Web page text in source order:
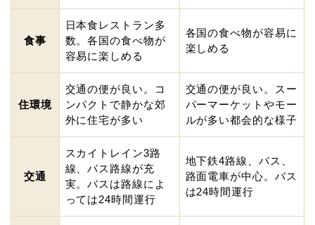
食事
日本食レストラン多
数。各国の食べ物が
容易に楽しめる
各国の食べ物が容易に
楽しめる
住環境
交通の便が良い。コ
ンパクトで静かな郊
外に住宅が多い
交通の便が良い。スー
パーマーケットやモー
ルが多い都会的な様子
交通
スカイトレイン3路
線、バス路線が充
実。バスは路線によ
っては24時間運行
地下鉄4路線、バス、
路面電車が中心。バス
は24時間運行